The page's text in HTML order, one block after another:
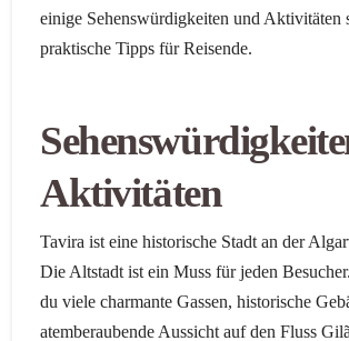
einige Sehenswürdigkeiten und Aktivitäten
praktische Tipps für Reisende.
Aktivitäten
Tavira ist eine historische Stadt an der
Die Altstadt ist ein Muss für jeden
du viele charmante Gassen, historische
atemberaubende Aussicht auf den Fluss